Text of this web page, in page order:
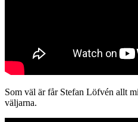
Som väl är får Stefan Löfvén allt
väljarna.